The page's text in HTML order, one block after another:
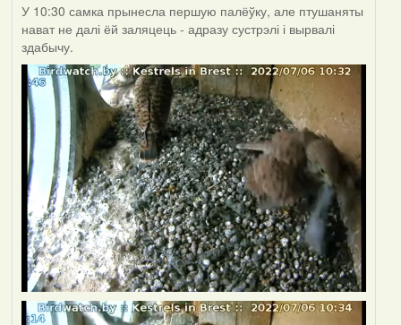
У 10:30 самка прынесла першую палёўку, але птушаняты
нават не далі ёй заляцець - адразу сустрэлі і вырвалі
здабычу.